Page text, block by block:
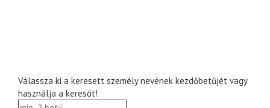
Válassza ki a keresett személy nevének kezdőbetűjét vagy
használja a keresőt!